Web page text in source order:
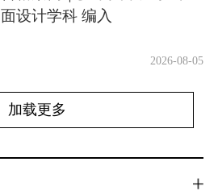
面设计学科 编入
2026-08-05
加载更多